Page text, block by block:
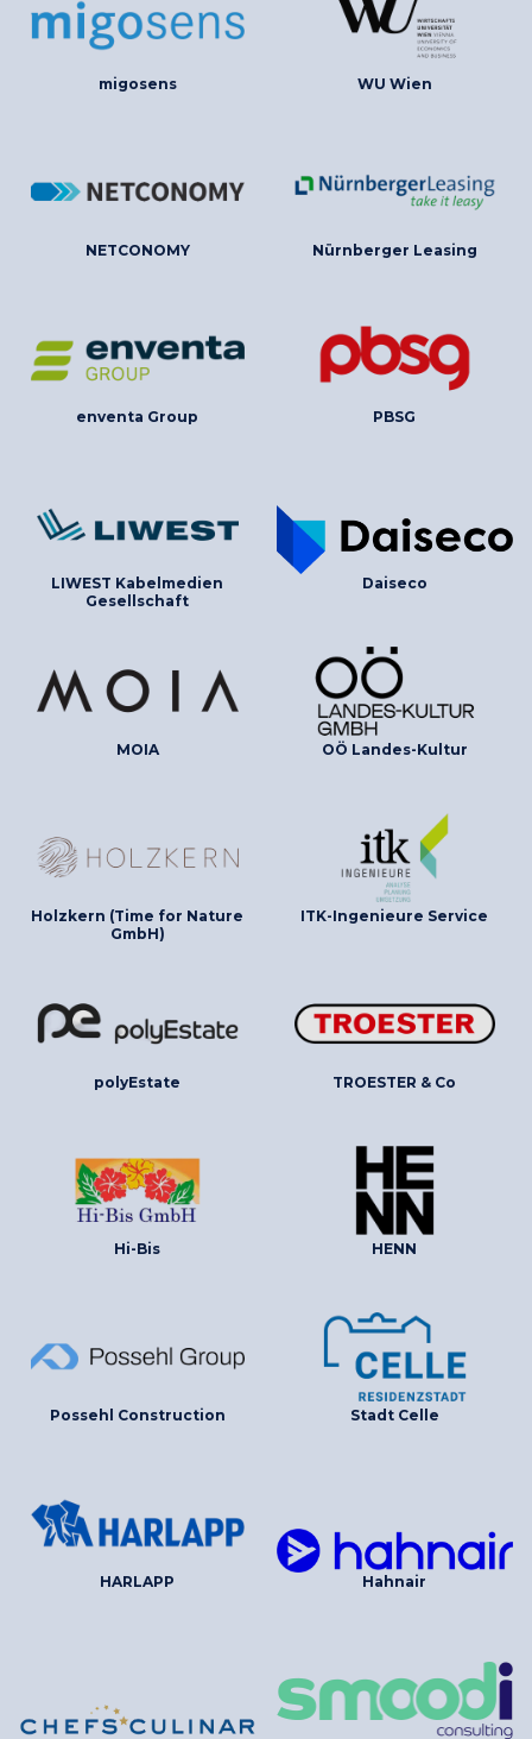
migosens WU Wien
NETCONOMY Nürnberger Leasing
enventa Group PBSG
LIWEST Kabelmedien
Gesellschaft
Daiseco
MOIA OÖ Landes-Kultur
Holzkern (Time for Nature
GmbH)
ITK-Ingenieure Service
polyEstate TROESTER & Co
Hi-Bis HENN
Possehl Construction Stadt Celle
HARLAPP Hahnair